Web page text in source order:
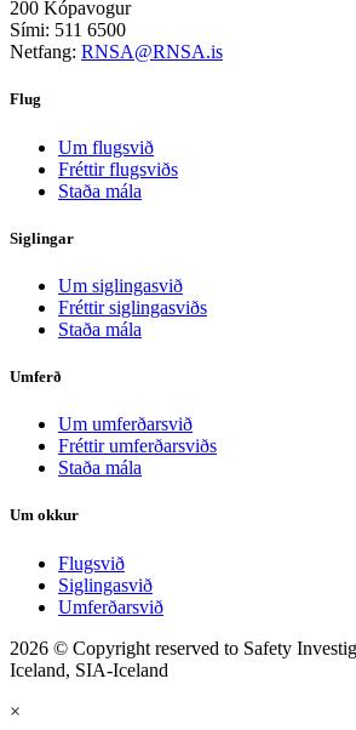
200 Kópavogur
Sími: 511 6500
Netfang: RNSA@RNSA.is
Flug
Um flugsvið
Fréttir flugsviðs
Staða mála
Siglingar
Um siglingasvið
Fréttir siglingasviðs
Staða mála
Umferð
Um umferðarsvið
Fréttir umferðarsviðs
Staða mála
Um okkur
Flugsvið
Siglingasvið
Umferðarsvið
2026 © Copyright reserved to Safety
Iceland, SIA-Iceland
×